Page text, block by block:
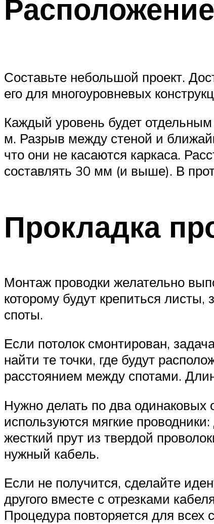
Составьте небольшой проект.
его для многоуровневых
Каждый уровень будет отдельным
м. Разрыв между стеной и
что они не касаются каркаса.
составлять 30 мм (и выше). В
Прокладка
Монтаж проводки желательно
которому будут крепиться
споты.
Если потолок смонтирован,
найти те точки, где будут
расстоянием между спотами.
Нужно делать по два одинаковых
используются мягкие
жесткий прут из твердой
нужный кабель.
Если не получится, сделайте
другого вместе с отрезками
Процедура повторяется для всех